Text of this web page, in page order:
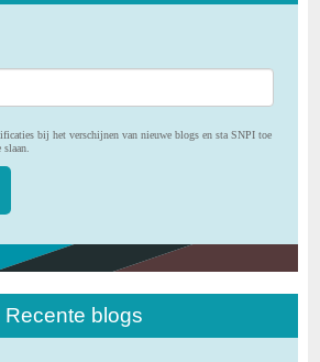
bij het verschijnen van nieuwe blogs en sta SNPI toe
Recente blogs